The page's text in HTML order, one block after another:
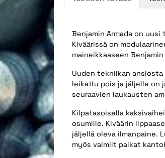
Benjamin Armada on
Kiväärissä on
maineikkaaseen
Uuden tekniikan
leikattu pois ja jäljelle on
seuraavien laukausten
Kilpatasoisella
osumille. Kiväärin
jäljellä oleva ilmanpaine.
myös valmiit paikat